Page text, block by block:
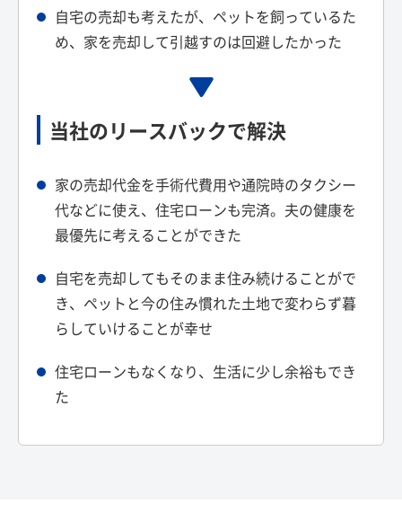
自宅の売却も考えたが、ペットを飼っているた
め、家を売却して引越すのは回避したかった
当社のリースバックで解決
家の売却代金を手術代費用や通院時のタクシー
代などに使え、住宅ローンも完済。夫の健康を
最優先に考えることができた
自宅を売却してもそのまま住み続けることがで
き、ペットと今の住み慣れた土地で変わらず暮
らしていけることが幸せ
住宅ローンもなくなり、生活に少し余裕もでき
た